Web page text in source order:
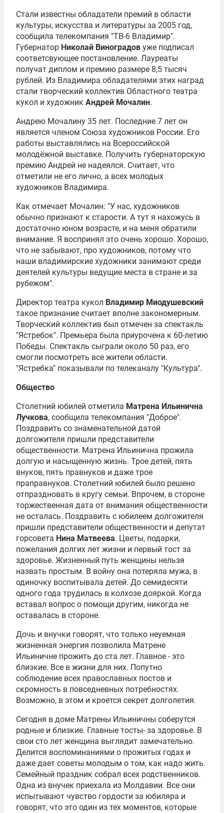
Стали известны обладатели премий в области
культуры, искусства и литературы за 2005 год,
сообщила телекомпания "ТВ-6 Владимир".
Губернатор Николай Виноградов уже подписал
соответсвующее постановление. Лауреаты
получат диплом и премию размере 8,5 тысяч
рублей. Из Владимира обладателями этих наград
стали творческий коллектив Областного театра
кукол и художник Андрей Мочалин.
Андрею Мочалину 35 лет. Последние 7 лет он
является членом Союза художников России. Его
работы выставлялись на Всероссийской
молодёжной выставке. Получить губернаторскую
премию Андрей не надеялся. Считает, что
отметили не его лично, а всех молодых
художников Владимира.
Как отмечает Мочалин: "У нас, художников
обычно признают к старости. А тут я нахожусь в
достаточно юном возрасте, и на меня обратили
внимание. Я воспринял это очень хорошо. Хорошо,
что не забывают, про художников, потому что
наши владимирские художники занимают среди
деятелей культуры ведущие места в стране и за
рубежом".
Директор театра кукол Владимир Миодушевский
такое признание считает вполне закономерным.
Творческий коллектив был отмечен за спектакль
"Ястребок". Премьера была приурочена к 60-летию
Победы. Спектакль сыграли около 50 раз, его
смогли посмотреть все жители области.
"Ястребка" показывали по телеканалу "Культура".
Общество
Столетний юбилей отметила Матрена Ильинична
Лучкова, сообщила телекомпания "Доброе".
Поздравить со знаменательной датой
долгожителя пришли представители
общественности. Матрена Ильинична прожила
долгую и насыщенную жизнь. Трое детей, пять
внуков, пять правнуков и даже трое
праправнуков. Столетний юбилей было решено
отпраздновать в кругу семьи. Впрочем, в стороне
торжественная дата от внимания общественности
не осталась. Поздравить с юбилеем долгожителя
пришли представители общественности и депутат
горсовета Нина Матвеева. Цветы, подарки,
пожелания долгих лет жизни и первый тост за
здоровье. Жизненный путь женщины нельзя
назвать простым. В войну она потеряла мужа, в
одиночку воспитывала детей. До семидесяти
одного года трудилась в колхозе дояркой. Когда
вставал вопрос о помощи другим, никогда не
оставалась в стороне.
Дочь и внучки говорят, что только неуемная
жизненная энергия позволила Матрене
Ильиничне прожить до ста лет. Главное - это
близкие. Все в жизни для них. Попутно
соблюдение всех православных постов и
скромность в повседневных потребностях.
Возможно, в этом и кроется секрет долголетия.
Сегодня в доме Матрены Ильиничны соберутся
родные и близкие. Главные тосты- за здоровье. В
свои сто лет женщина выглядит замечательно.
Делится воспоминаниями о прожитых годах и
даже дает советы молодым о том, как надо жить.
Семейный праздник собрал всех родственников.
Одна из внучек приехала из Молдавии. Все они
испытывают чувство гордости за юбиляра и
говорят, что это один из тех моментов, которые